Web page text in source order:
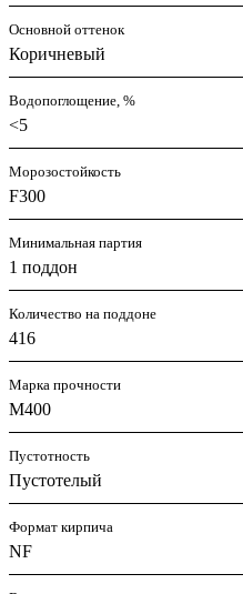
Основной оттенок
Коричневый
Водопоглощение, %
<5
Морозостойкость
F300
Минимальная партия
1 поддон
Количество на поддоне
416
Марка прочности
М400
Пустотность
Пустотелый
Формат кирпича
NF